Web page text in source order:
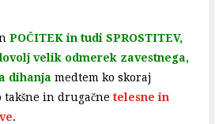
POČITEK in tudi SPROSTITEV,
velik odmerek zavestnega,
dihanja medtem ko skoraj
takšne in drugačne telesne in
.